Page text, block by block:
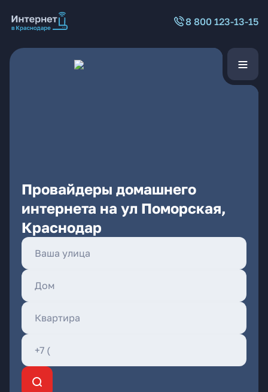
8 800 123-13-15
Провайдеры домашнего
интернета на ул Поморская,
Краснодар